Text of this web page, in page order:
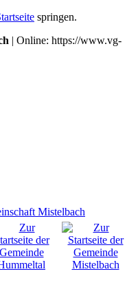
springen.
| Online: https://www.vg-